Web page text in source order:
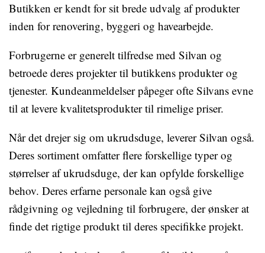
Butikken er kendt for sit brede udvalg af produkter
inden for renovering, byggeri og havearbejde.
Forbrugerne er generelt tilfredse med Silvan og
betroede deres projekter til butikkens produkter og
tjenester. Kundeanmeldelser påpeger ofte Silvans evne
til at levere kvalitetsprodukter til rimelige priser.
Når det drejer sig om ukrudsduge, leverer Silvan også.
Deres sortiment omfatter flere forskellige typer og
størrelser af ukrudsduge, der kan opfylde forskellige
behov. Deres erfarne personale kan også give
rådgivning og vejledning til forbrugere, der ønsker at
finde det rigtige produkt til deres specifikke projekt.